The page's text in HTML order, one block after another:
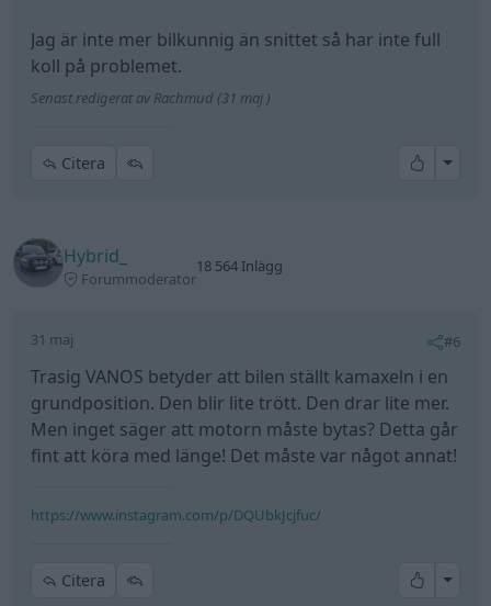
Jag är inte mer bilkunnig än snittet så har inte full
koll på problemet.
Senast redigerat av Rachmud (31 maj )
Citera All
Hybrid_
Forummoderator
18 564 Inlägg
31 maj #6
Trasig VANOS betyder att bilen ställt kamaxeln i en
grundposition. Den blir lite trött. Den drar lite mer.
Men inget säger att motorn måste bytas? Detta går
fint att köra med länge! Det måste var något annat!
https://www.instagram.com/p/DQUbkJcjfuc/
Citera All